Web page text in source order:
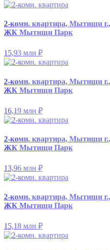
2-комн. квартира, Мытищи
ЖК Мытищи Парк
15,93 млн ₽
2-комн. квартира, Мытищи
ЖК Мытищи Парк
16,19 млн ₽
2-комн. квартира, Мытищи
ЖК Мытищи Парк
13,96 млн ₽
2-комн. квартира, Мытищи
ЖК Мытищи Парк
15,18 млн ₽